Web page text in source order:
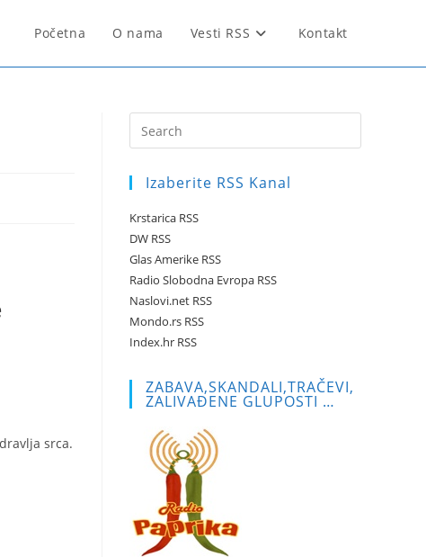
Početna O nama Vesti RSS Kontakt
srca.
Escape
Izaberite RSS Kanal
Krstarica RSS
DW RSS
Glas Amerike RSS
Radio Slobodna Evropa RSS
Naslovi.net RSS
Mondo.rs RSS
Index.hr RSS
ZABAVA,SKANDALI,TRAČEVI,
ZALIVAĐENE GLUPOSTI …